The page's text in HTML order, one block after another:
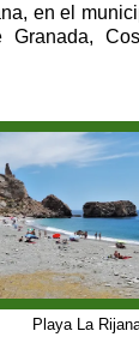
en el
Playa La